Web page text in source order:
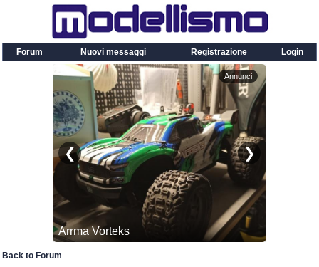
Forum Nuovi messaggi Registrazione Login
Back to Forum